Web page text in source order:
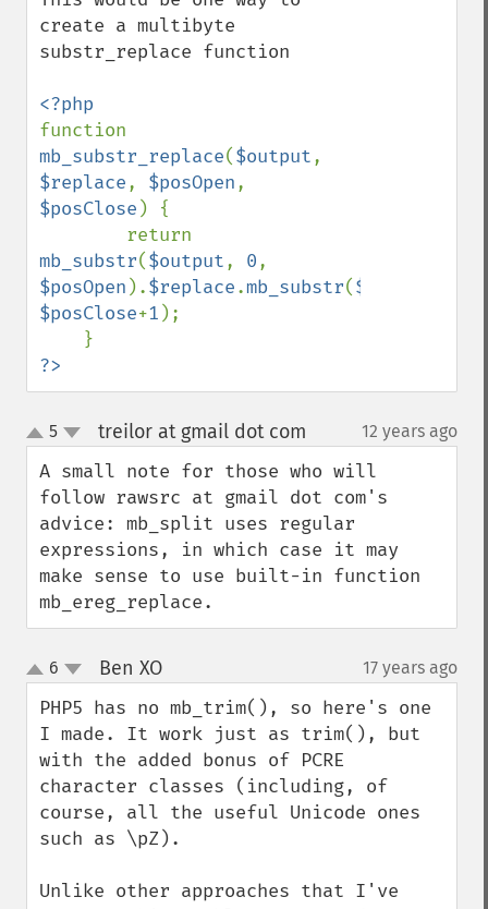
create a multibyte
substr_replace function
mb_substr_replace($output
$replace, $posOpen
$posClose ) {
mb_substr($output, 0
$posOpen ).$replace.mb_substr($output
$posClose+1 );
?>
up
down
5 treilor at gmail dot com 12 years ago
A small note for those who will
follow rawsrc at gmail dot com's
advice: mb_split uses regular
expressions, in which case it may
make sense to use built-in function
mb_ereg_replace.
up
down
6 Ben XO¶ 17 years ago
PHP5 has no mb_trim(), so here's one
I made. It work just as trim(), but
with the added bonus of PCRE
character classes (including, of
course, all the useful Unicode ones
such as \pZ).
Unlike other approaches that I've